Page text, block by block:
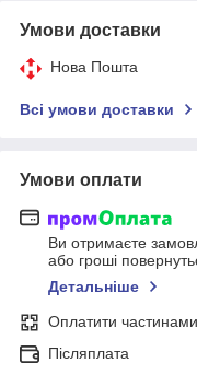
Умови доставки
Нова Пошта
Всі умови доставки
Умови оплати
Ви отримаєте
або гроші
Детальніше
Оплатити частинами
Післяплата